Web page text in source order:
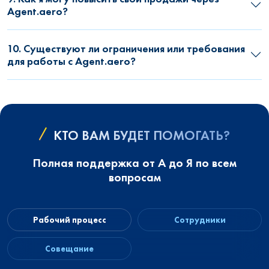
Agent.aero?
10. Существуют ли ограничения или требования
для работы с Agent.aero?
КТО ВАМ БУДЕТ ПОМОГАТЬ?
Полная поддержка от А до Я по всем
вопросам
Рабочий процесс Сотрудники
Совещание